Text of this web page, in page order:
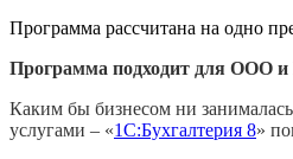
Программа рассчитана на одно
Программа подходит для ООО
Каким бы бизнесом ни
услугами – «1С:Бухгалтерия 8»